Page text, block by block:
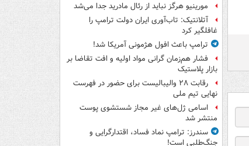
مورینیو هرگز نباید از رئال مادرید جدا می‌شد
آتلانتیک: تاب‌آوری ایران دولت ترامپ را
غافلگیر کرد
ترامپ باعث افول هژمونی آمریکا شد!
فشار هم‌زمان گرانی مواد اولیه و افت تقاضا بر
بازار پلاستیک
رقابت ۲۸ والیبالیست برای حضور در فهرست
نهایی تیم ملی
اسامی ژل‌های غیر مجاز شستشوی پوست
منتشر شد
سندرز: ترامپ نماد فساد، اقتدارگرایی و
جنگ‌طلبی است!